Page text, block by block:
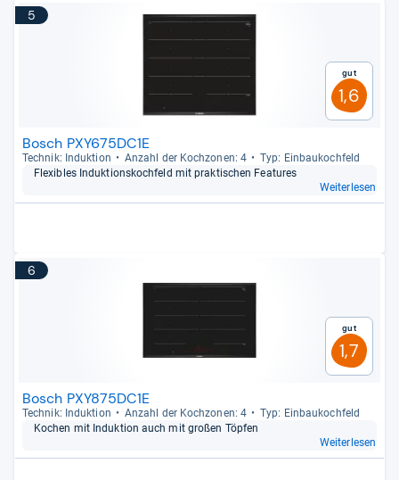
5
Gut
1,6
Bosch PXY675DC1E
Tech­nik: Induk­tion Anzahl der Koch­zo­nen: 4
Typ: Ein­bau­koch­feld
Fle­xibles Induk­ti­ons­koch­feld mit prak­ti­schen Fea­tu­res
Weiterlesen
6
Gut
1,7
Bosch PXY875DC1E
Tech­nik: Induk­tion Anzahl der Koch­zo­nen: 4
Typ: Ein­bau­koch­feld
Kochen mit Induk­tion auch mit großen Töp­fen
Weiterlesen